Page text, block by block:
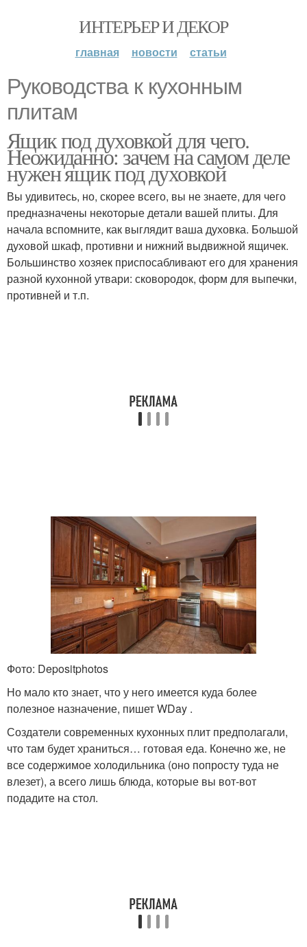
ИНТЕРЬЕР И ДЕКОР
главная новости статьи
Руководства к кухонным
плитам
Ящик под духовкой для чего.
Неожиданно: зачем на самом деле
нужен ящик под духовкой
Вы удивитесь, но, скорее всего, вы не знаете, для чего
предназначены некоторые детали вашей плиты. Для
начала вспомните, как выглядит ваша духовка. Большой
духовой шкаф, противни и нижний выдвижной ящичек.
Большинство хозяек приспосабливают его для хранения
разной кухонной утвари: сковородок, форм для выпечки,
противней и т.п.
Фото: Depositphotos
Но мало кто знает, что у него имеется куда более
полезное назначение, пишет WDay .
Создатели современных кухонных плит предполагали,
что там будет храниться… готовая еда. Конечно же, не
все содержимое холодильника (оно попросту туда не
влезет), а всего лишь блюда, которые вы вот-вот
подадите на стол.